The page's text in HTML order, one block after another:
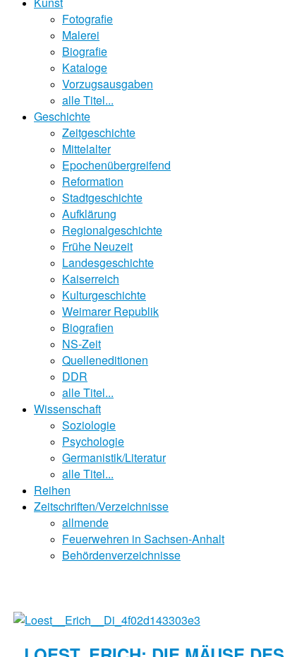
Fotografie
Malerei
Biografie
Kataloge
Vorzugsausgaben
alle Titel...
Geschichte
Zeitgeschichte
Mittelalter
Epochenübergreifend
Reformation
Stadtgeschichte
Aufklärung
Regionalgeschichte
Frühe Neuzeit
Landesgeschichte
Kaiserreich
Kulturgeschichte
Weimarer Republik
Biografien
NS-Zeit
Quelleneditionen
DDR
alle Titel...
Wissenschaft
Soziologie
Psychologie
Germanistik/Literatur
alle Titel...
Reihen
Zeitschriften/Verzeichnisse
allmende
Feuerwehren in Sachsen-Anhalt
Behördenverzeichnisse